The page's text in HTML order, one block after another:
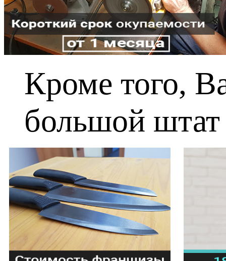
Кроме того,
большой штат